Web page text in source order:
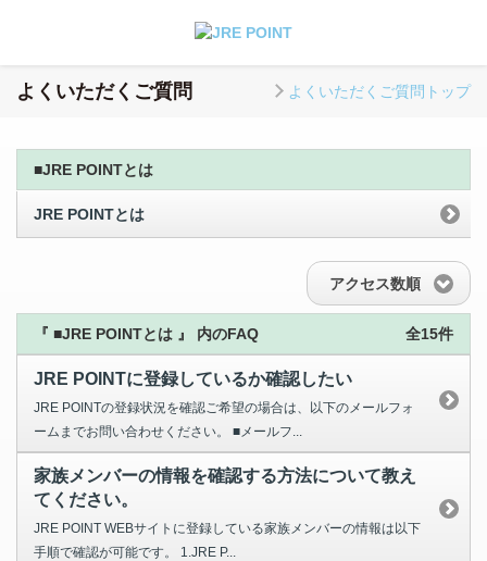
よくいただくご質問 よくいただくご質問トップ
■JRE POINTとは
JRE POINTとは
アクセス数順
『 ■JRE POINTとは 』 内のFAQ 全15件
JRE POINTに登録しているか確認したい
JRE POINTの登録状況を確認ご希望の場合は、以下のメールフォ
ームまでお問い合わせください。 ■メールフ...
家族メンバーの情報を確認する方法について教え
てください。
JRE POINT WEBサイトに登録している家族メンバーの情報は以下
手順で確認が可能です。 1.JRE P...